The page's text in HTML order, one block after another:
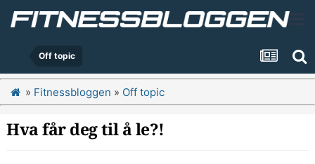
Off topic
» Fitnessbloggen » Off topic
Hva får deg til å le?!